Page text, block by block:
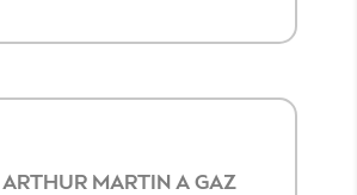
MARTIN A GAZ